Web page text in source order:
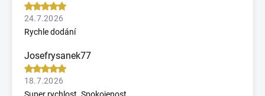
24.7.2026
Rychle dodání
Josefrysanek77
18.7.2026